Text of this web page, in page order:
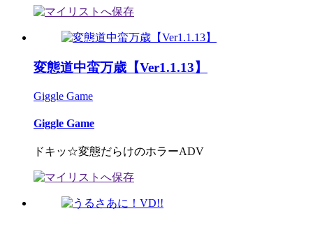
変態道中蛮万歳【Ver1.1.13】
Giggle Game
Giggle Game
ドキッ☆変態だらけのホラーADV